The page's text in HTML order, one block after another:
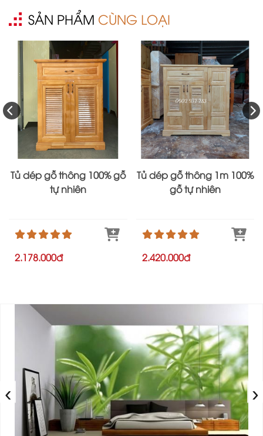
SẢN PHẨM CÙNG LOẠI
Tủ dép gỗ thông 100% gỗ
tự nhiên
2.178.000đ
Tủ dép gỗ thông 1m 100%
gỗ tự nhiên
2.420.000đ
‹ ›